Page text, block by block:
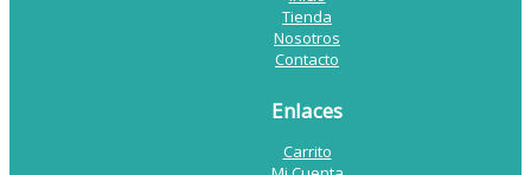
Tienda
Nosotros
Contacto
Enlaces
Carrito